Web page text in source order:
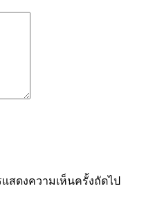
สดงความเห็นครั้งถัดไป